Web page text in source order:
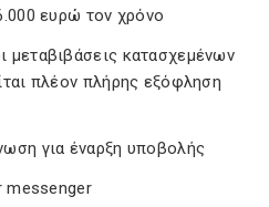
ευρώ τον χρόνο
κατασχεμένων
πλέον πλήρης εξόφληση
για έναρξη υποβολής
messenger